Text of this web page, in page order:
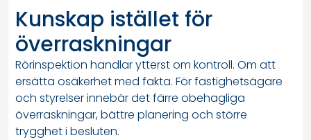
Kunskap istället för
överraskningar
Rörinspektion handlar ytterst om kontroll. Om att
ersätta osäkerhet med fakta. För fastighetsägare
och styrelser innebär det färre obehagliga
överraskningar, bättre planering och större
trygghet i besluten.